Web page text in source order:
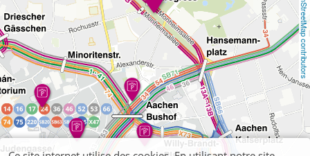
OpenStreetMap contributors